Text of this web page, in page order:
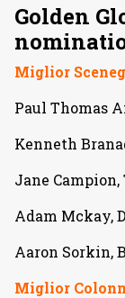
Golden
Miglior
Paul Thomas
Kenneth
Jane Campion,
Adam Mckay,
Aaron Sorkin,
Miglior